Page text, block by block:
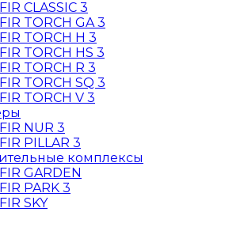
CLASSIC 3
TORCH GA 3
TORCH H 3
TORCH HS 3
TORCH R 3
TORCH SQ 3
TORCH V 3
NUR 3
PILLAR 3
комплексы
GARDEN
PARK 3
SKY